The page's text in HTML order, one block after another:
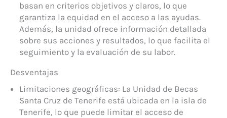
basan en criterios objetivos y claros, lo que
garantiza la equidad en el acceso a las ayudas.
Además, la unidad ofrece información detallada
sobre sus acciones y resultados, lo que facilita el
seguimiento y la evaluación de su labor.
Desventajas
Limitaciones geográficas: La Unidad de Becas
Santa Cruz de Tenerife está ubicada en la isla de
Tenerife, lo que puede limitar el acceso de